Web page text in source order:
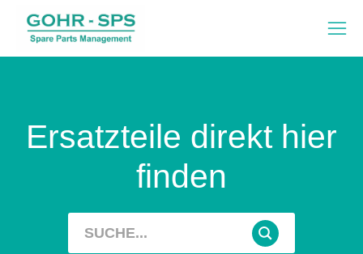
Ersatzteile direkt hier
finden